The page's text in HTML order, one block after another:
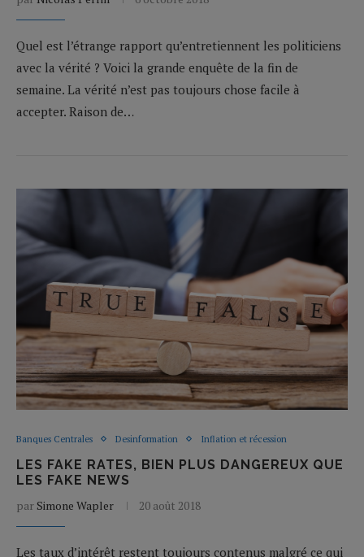
Quel est l’étrange rapport qu’entretiennent les politiciens
avec la vérité ? Voici la grande enquête de la fin de
semaine. La vérité n’est pas toujours chose facile à
accepter. Raison de…
Banques Centrales Desinformation Inflation et récession
LES FAKE RATES, BIEN PLUS DANGEREUX QUE
LES FAKE NEWS
par Simone Wapler 20 août 2018
Les taux d’intérêt restent toujours contenus malgré ce qui